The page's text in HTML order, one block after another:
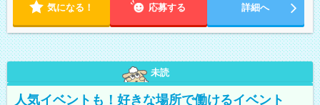
気になる！ 応募する 詳細へ
未読
人気イベントも！好きな場所で働けるイベント